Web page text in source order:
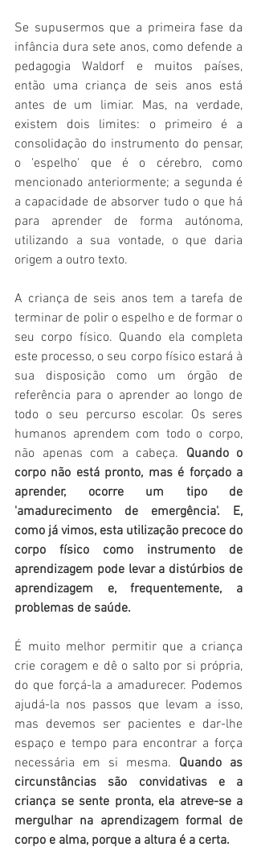
Se supusermos que a primeira fase da
infância dura sete anos, como defende a
pedagogia Waldorf e muitos países,
então uma criança de seis anos está
antes de um limiar. Mas, na verdade,
existem dois limites: o primeiro é a
consolidação do instrumento do pensar,
o 'espelho' que é o cérebro, como
mencionado anteriormente; a segunda é
a capacidade de absorver tudo o que há
para aprender de forma autónoma,
utilizando a sua vontade, o que daria
origem a outro texto.
A criança de seis anos tem a tarefa de
terminar de polir o espelho e de formar o
seu corpo físico. Quando ela completa
este processo, o seu corpo físico estará à
sua disposição como um órgão de
referência para o aprender ao longo de
todo o seu percurso escolar. Os seres
humanos aprendem com todo o corpo,
não apenas com a cabeça. Quando o
corpo não está pronto, mas é forçado a
aprender, ocorre um tipo de
'amadurecimento de emergência'. E,
como já vimos, esta utilização precoce do
corpo físico como instrumento de
aprendizagem pode levar a distúrbios de
aprendizagem e, frequentemente, a
problemas de saúde.
É muito melhor permitir que a criança
crie coragem e dê o salto por si própria,
do que forçá-la a amadurecer. Podemos
ajudá-la nos passos que levam a isso,
mas devemos ser pacientes e dar-lhe
espaço e tempo para encontrar a força
necessária em si mesma. Quando as
circunstâncias são convidativas e a
criança se sente pronta, ela atreve-se a
mergulhar na aprendizagem formal de
corpo e alma, porque a altura é a certa.